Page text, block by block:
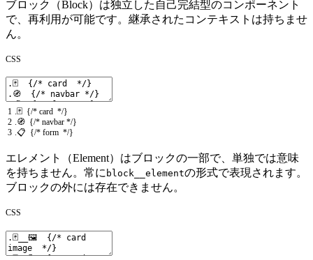
ブロック（Block）は独立した自己完結型のコンポーネント
で、再利用が可能です。継承されたコンテキストは持ちませ
ん。
CSS
1
2
3
.🃏 {/* card */}
.🧭 {/* navbar */}
.📋 {/* form */}
エレメント（Element）はブロックの一部で、単独では意味
を持ちません。常に block__elementの形式で表現されます。
ブロックの外には存在できません。
CSS